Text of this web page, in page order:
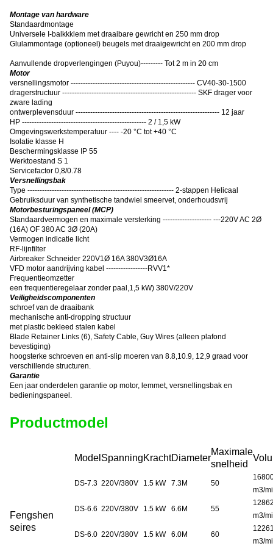
Montage van hardware
Standaardmontage
Universele I-balkkklem met draaibare gewricht en 250 mm drop
Glulammontage (optioneel) beugels met draaigewricht en 200 mm drop
Aanvullende dropverlengingen (Puyou)--------- Tot 2 m in 20 cm
Motor
versnellingsmotor --------------------------------------------------- CV40-30-1500
dragerstructuur ------------------------------------------------------- SKF drager voor
zware lading
ontwerplevensduur ----------------------------------------------------------- 12 jaar
HP --------------------------------------------------- 2 / 1,5 kW
Omgevingswerkstemperatuur ---- -20 °C tot +40 °C
Isolatie klasse H
Beschermingsklasse IP 55
Werktoestand S 1
Servicefactor 0,8/0.78
Versnellingsbak
Type ------------------------------------------------------------ 2-stappen Helicaal
Gebruiksduur van synthetische tandwiel smeervet, onderhoudsvrij
Motorbesturingspaneel (MCP)
Standaardvermogen en maximale versterking -------------------- ---220V AC 2Ø
(16A) OF 380 AC 3Ø (20A)
Vermogen indicatie licht
RF-lijnfilter
Airbreaker Schneider 220V1Ø 16A 380V3Ø16A
VFD motor aandrijving kabel -----------------RVV1*
Frequentieomzetter
een frequentieregelaar zonder paal ,1,5 kW) 380V/220V
Veiligheidscomponenten
schroef van de draaibank
mechanische anti-dropping structuur
met plastic bekleed stalen kabel
Blade Retainer Links (6), Safety Cable, Guy Wires (alleen plafond
bevestiging)
hoogsterke schroeven en anti-slip moeren van 8.8,10.9, 12,9 graad voor
verschillende structuren.
Garantie
Een jaar onderdelen garantie op motor, lemmet, versnellingsbak en
bedieningspaneel.
Productmodel
Model SpanningKrachtDiameter
Maximale
snelheid
Fengshen
seires
DS-7.3 220V/380V 1.5 kW 7.3M 50
m3/
DS-6.6 220V/380V 1.5 kW 6.6M 55
m3/
DS-6.0 220V/380V 1.5 kW 6.0M 60
m3/